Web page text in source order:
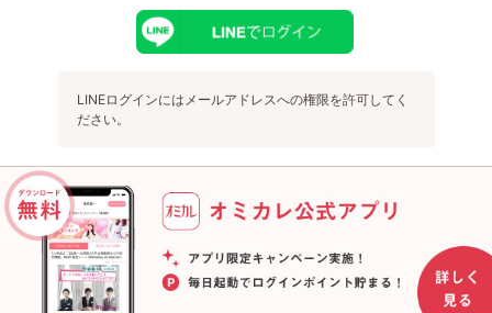
LINEログインにはメールアドレスへの権限を許可してく
ださい。